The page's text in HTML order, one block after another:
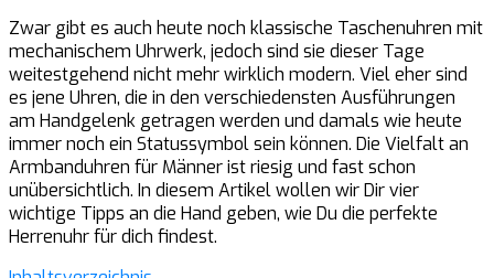
Zwar gibt es auch heute noch klassische Taschenuhren mit
mechanischem Uhrwerk, jedoch sind sie dieser Tage
weitestgehend nicht mehr wirklich modern. Viel eher sind
es jene Uhren, die in den verschiedensten Ausführungen
am Handgelenk getragen werden und damals wie heute
immer noch ein Statussymbol sein können. Die Vielfalt an
Armbanduhren für Männer ist riesig und fast schon
unübersichtlich. In diesem Artikel wollen wir Dir vier
wichtige Tipps an die Hand geben, wie Du die perfekte
Herrenuhr für dich findest.